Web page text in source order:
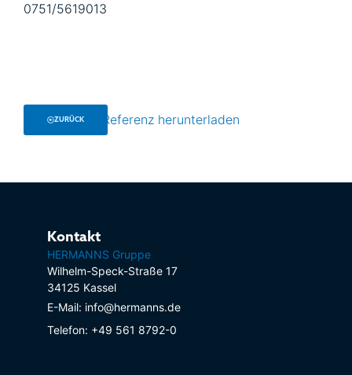
0751/5619013
ZURÜCK Referenz herunterladen
Kontakt
HERMANNS Gruppe
Wilhelm-Speck-Straße 17
34125 Kassel
E-Mail: info@hermanns.de
Telefon: +49 561 8792-0